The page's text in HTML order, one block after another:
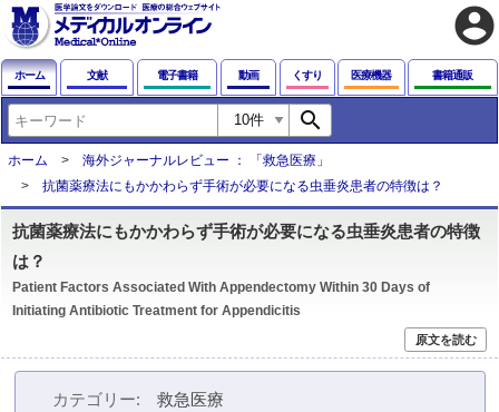
account_circle
ホーム 文献 電子書籍 動画 くすり 医療機器 書籍通販
search
ホーム
海外ジャーナルレビュー ： 「救急医療」
抗菌薬療法にもかかわらず手術が必要になる虫垂炎患者の特徴は？
抗菌薬療法にもかかわらず手術が必要になる虫垂炎患者の特徴
は？
Patient Factors Associated With Appendectomy Within 30 Days of
Initiating Antibiotic Treatment for Appendicitis
原文を読む
カテゴリー
救急医療